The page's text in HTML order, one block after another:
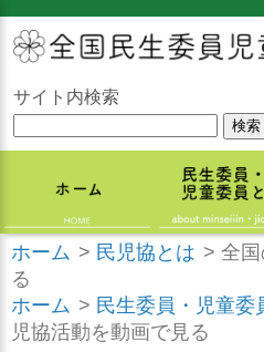
サイト内検索
ホーム > 民児協とは > 全
る
ホーム > 民生委員・児童委
児協活動を動画で見る